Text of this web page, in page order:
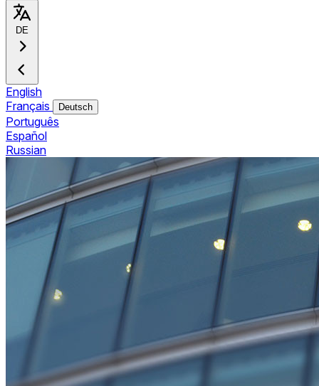
DE
English
Français
Deutsch
Português
Español
Russian